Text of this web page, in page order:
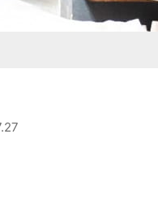
展開を
企業様
ング